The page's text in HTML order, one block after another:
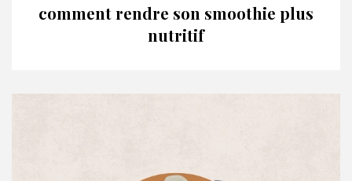
comment rendre son smoothie plus
nutritif